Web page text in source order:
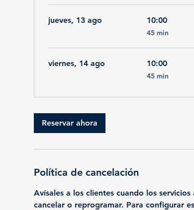
jueves, 13 ago 10:00
45 min
45
minutos
viernes, 14 ago 10:00
45 min
45
minutos
Reservar ahora
Política de cancelación
Avísales a los clientes cuando los
cancelar o reprogramar. Para configurar